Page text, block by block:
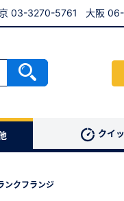
03-3270-5761 大阪
クイ
ンクフランジ
会員